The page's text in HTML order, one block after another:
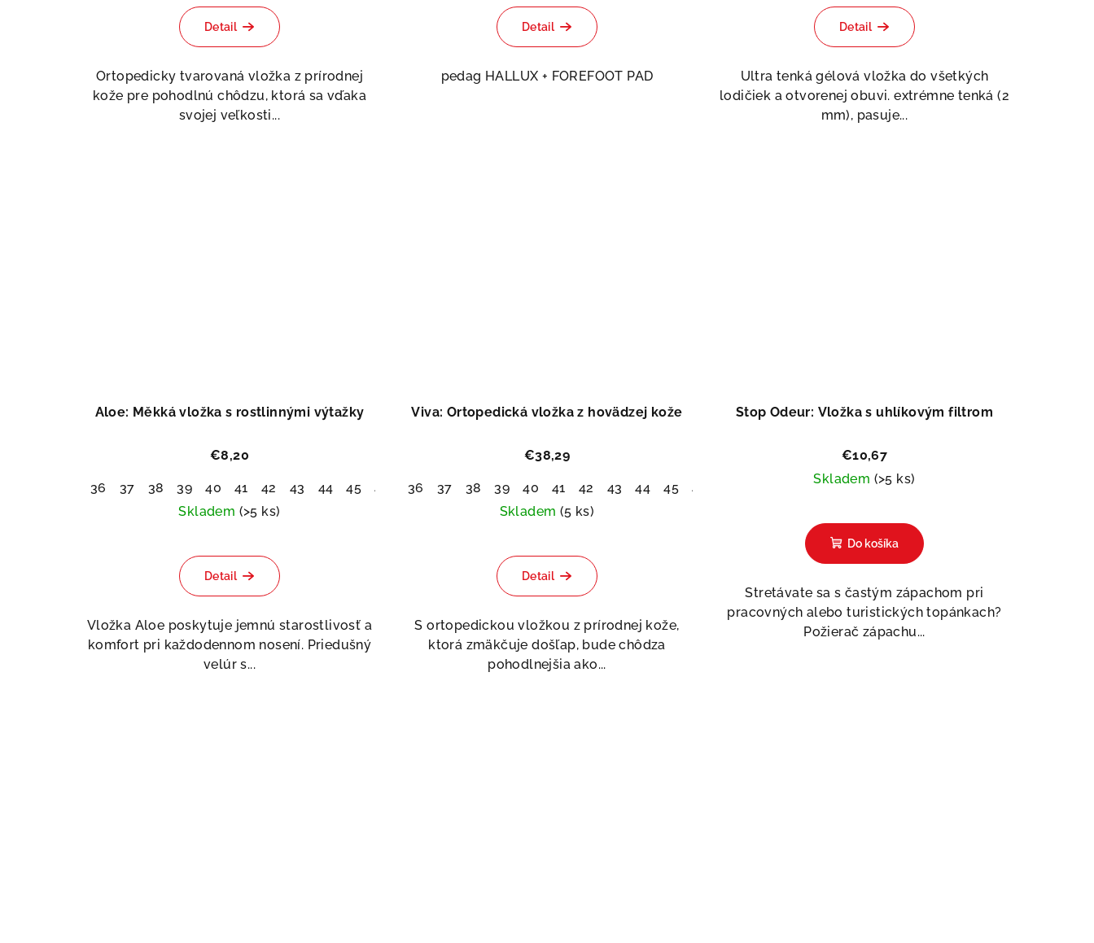
hodnotenie
produktu
je
5,0
z
5
Detail
Ortopedicky tvarovaná vložka z prírodnej
kože pre pohodlnú chôdzu, ktorá sa vďaka
svojej veľkosti...
Detail
pedag HALLUX + FOREFOOT PAD
hodnotenie
produktu
je
5,0
z
5
Detail
Ultra tenká gélová vložka do všetkých
lodičiek a otvorenej obuvi. extrémne tenká (2
mm), pasuje...
Aloe: Měkká vložka s rostlinnými výtažky
€8,20
36 37 38 39 40 41 42 43 44 45
46
Skladem (>5 ks)
Detail
Vložka Aloe poskytuje jemnú starostlivosť a
komfort pri každodennom nosení. Priedušný
velúr s...
Viva: Ortopedická vložka z hovädzej kože
€38,29
36 37 38 39 40 41 42 43 44 45 46
Skladem (5 ks)
hodnotenie
produktu
je
5,0
z
5
Detail
S ortopedickou vložkou z prírodnej kože,
ktorá zmäkčuje došľap, bude chôdza
pohodlnejšia ako...
Stop Odeur: Vložka s uhlíkovým filtrom
€10,67
Skladem (>5 ks)
Do košíka
Stretávate sa s častým zápachom pri
pracovných alebo turistických topánkach?
Požierač zápachu...